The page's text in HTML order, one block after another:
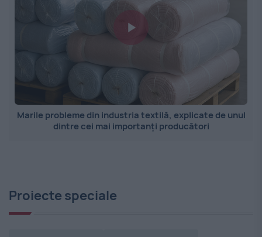
Marile probleme din industria textilă, explicate de unul
dintre cei mai importanți producători
Proiecte speciale